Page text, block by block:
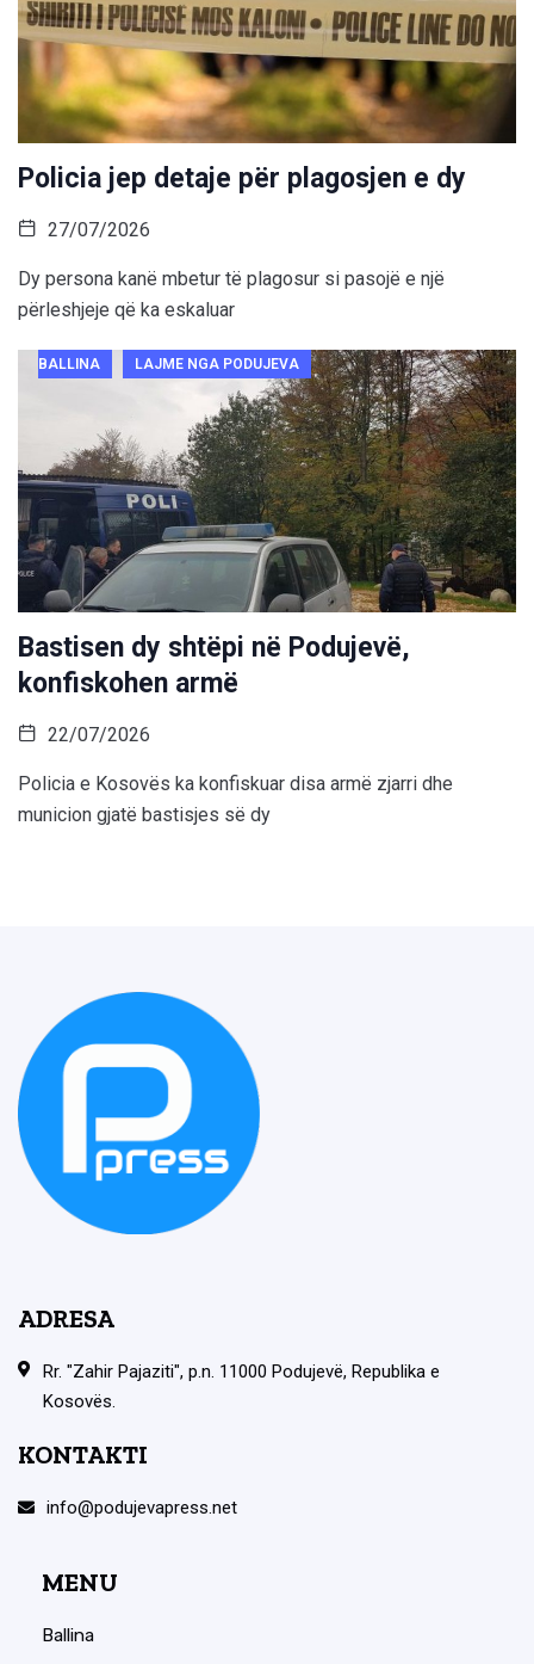
Policia jep detaje për plagosjen e dy
27/07/2026
Dy persona kanë mbetur të plagosur si pasojë e një
përleshjeje që ka eskaluar
BALLINA LAJME NGA PODUJEVA
Bastisen dy shtëpi në Podujevë,
konfiskohen armë
22/07/2026
Policia e Kosovës ka konfiskuar disa armë zjarri dhe
municion gjatë bastisjes së dy
ADRESA
Rr. "Zahir Pajaziti", p.n. 11000 Podujevë, Republika e
Kosovës.
KONTAKTI
info@podujevapress.net
MENU
Ballina